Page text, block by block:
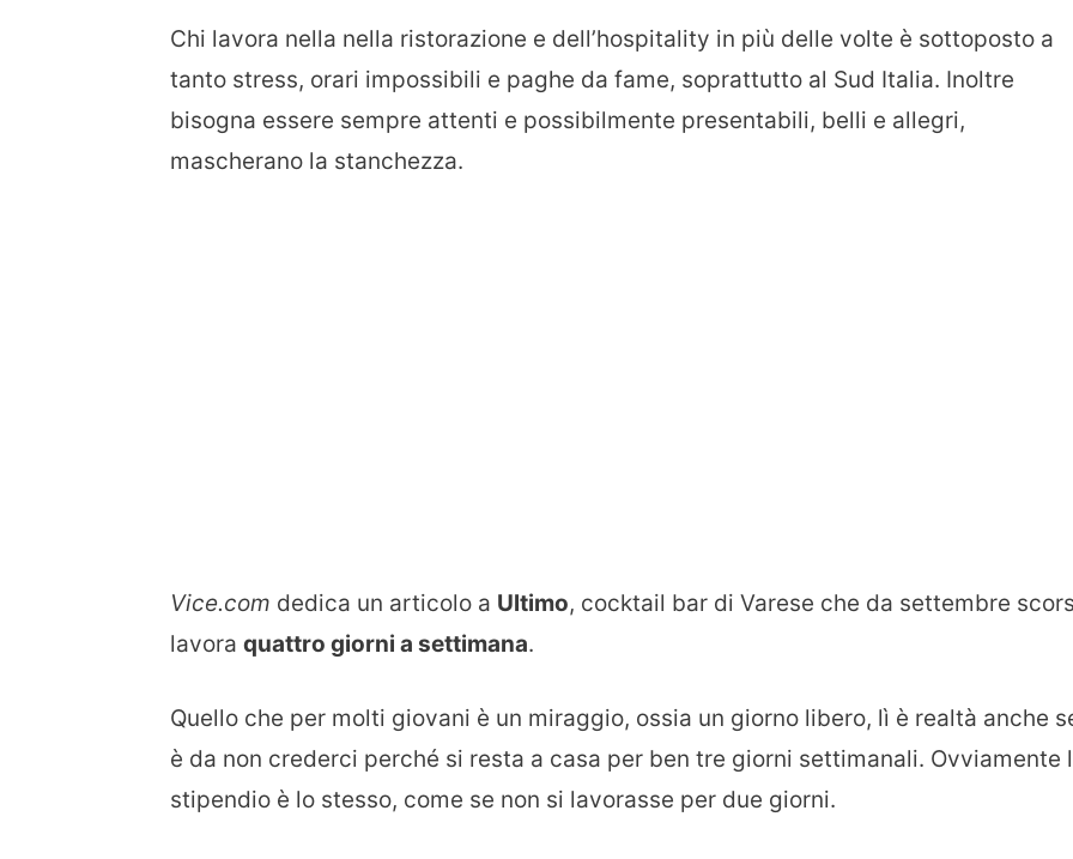
Chi lavora nella nella ristorazione e dell’hospitality in più delle volte è sottoposto a
tanto stress, orari impossibili e paghe da fame, soprattutto al Sud Italia. Inoltre
bisogna essere sempre attenti e possibilmente presentabili, belli e allegri,
mascherano la stanchezza.
Vice.com dedica un articolo a Ultimo, cocktail bar di Varese che da settembre
lavora quattro giorni a settimana.
Quello che per molti giovani è un miraggio, ossia un giorno libero, lì è realtà anche
è da non crederci perché si resta a casa per ben tre giorni settimanali. Ovviamente
stipendio è lo stesso, come se non si lavorasse per due giorni.